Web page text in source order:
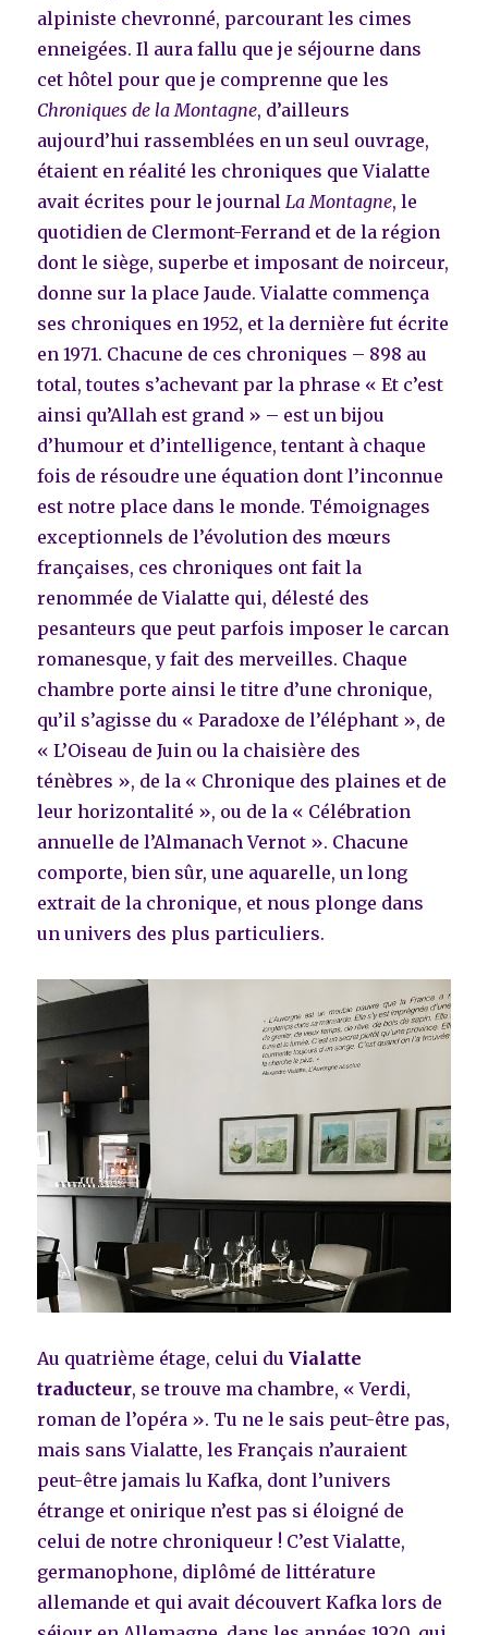
alpiniste chevronné, parcourant les cimes
enneigées. Il aura fallu que je séjourne dans
cet hôtel pour que je comprenne que les
Chroniques de la Montagne, d’ailleurs
aujourd’hui rassemblées en un seul ouvrage,
étaient en réalité les chroniques que Vialatte
avait écrites pour le journal La Montagne, le
quotidien de Clermont-Ferrand et de la région
dont le siège, superbe et imposant de noirceur,
donne sur la place Jaude. Vialatte commença
ses chroniques en 1952, et la dernière fut écrite
en 1971. Chacune de ces chroniques – 898 au
total, toutes s’achevant par la phrase « Et c’est
ainsi qu’Allah est grand » – est un bijou
d’humour et d’intelligence, tentant à chaque
fois de résoudre une équation dont l’inconnue
est notre place dans le monde. Témoignages
exceptionnels de l’évolution des mœurs
françaises, ces chroniques ont fait la
renommée de Vialatte qui, délesté des
pesanteurs que peut parfois imposer le carcan
romanesque, y fait des merveilles. Chaque
chambre porte ainsi le titre d’une chronique,
qu’il s’agisse du « Paradoxe de l’éléphant », de
« L’Oiseau de Juin ou la chaisière des
ténèbres », de la « Chronique des plaines et de
leur horizontalité », ou de la « Célébration
annuelle de l’Almanach Vernot ». Chacune
comporte, bien sûr, une aquarelle, un long
extrait de la chronique, et nous plonge dans
un univers des plus particuliers.
Au quatrième étage, celui duVialatte
traducteur, se trouve ma chambre, « Verdi,
roman de l’opéra ». Tu ne le sais peut-être pas,
mais sans Vialatte, les Français n’auraient
peut-être jamais lu Kafka, dont l’univers
étrange et onirique n’est pas si éloigné de
celui de notre chroniqueur ! C’est Vialatte,
germanophone, diplômé de littérature
allemande et qui avait découvert Kafka lors de